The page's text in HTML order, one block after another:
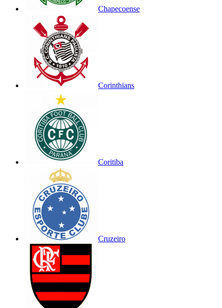
Chapecoense
Corinthians
Coritiba
Cruzeiro